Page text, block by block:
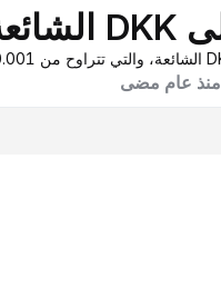
منذ عام مضى